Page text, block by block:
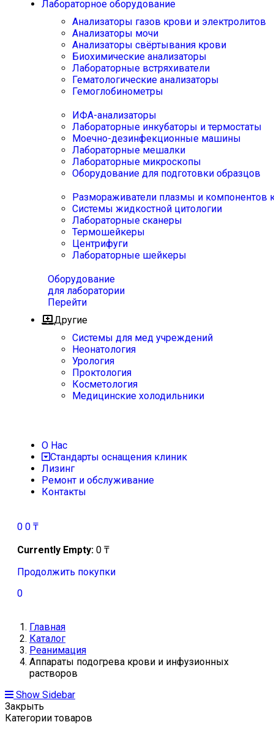
Лабораторное оборудование
Анализаторы газов крови и электролитов
Анализаторы мочи
Анализаторы свёртывания крови
Биохимические анализаторы
Лабораторные встряхиватели
Гематологические анализаторы
Гемоглобинометры
ИФА-анализаторы
Лабораторные инкубаторы и термостаты
Моечно-дезинфекционные машины
Лабораторные мешалки
Лабораторные микроскопы
Оборудование для подготовки образцов
Размораживатели плазмы и компонентов
Системы жидкостной цитологии
Лабораторные сканеры
Термошейкеры
Центрифуги
Лабораторные шейкеры
Оборудование
для лаборатории
Перейти
Другие
Системы для мед учреждений
Неонатология
Урология
Проктология
Косметология
Медицинские холодильники
О Нас
Стандарты оснащения клиник
Лизинг
Ремонт и обслуживание
Контакты
0 0 ₸
Currently Empty: 0 ₸
Продолжить покупки
0
Главная
Каталог
Реанимация
Аппараты подогрева крови и инфузионных
растворов
Show Sidebar
Закрыть
Категории товаров